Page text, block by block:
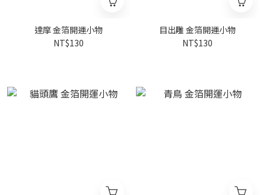
達摩 金箔開運小物
NT$130
目出雕 金箔開運小物
NT$130